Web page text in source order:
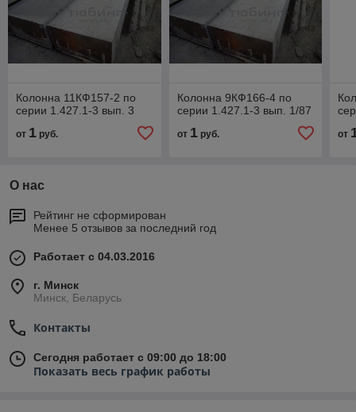
Колонна 11КФ157-2 по
серии 1.427.1-3 вып. 3
от 1 руб.
Колонна 9КФ166-4 по
серии 1.427.1-3 вып. 1/87
от 1руб. от
О нас
Рейтинг не сформирован
Менее 5 отзывов за последний год
Работает с 04.03.2016
г. Минск
Минск, Беларусь
Контакты
Сегодня работает с 09:00 до 18:00
Показать весь график работы